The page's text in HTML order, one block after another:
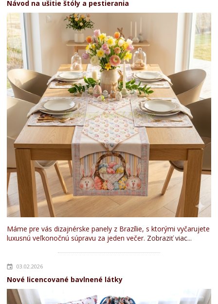
Návod na ušitie štóly a pestierania
Máme pre vás dizajnérske panely z Brazílie, s ktorými vyčarujete
luxusnú veľkonočnú súpravu za jeden večer. Zobraziť viac...
03.02.2026
Nové licencované bavlnené látky